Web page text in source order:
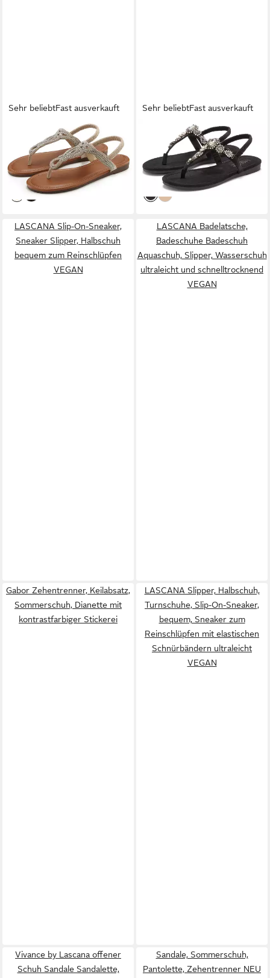
Sehr beliebtFast ausverkauft
LASCANASommerschuh,
offener Schuh, Zehentrenner
Sandale, Pantolette mit
Schmucksteinen in Glitzer-
Optik VEGAN
ab 44,99 € 59,99 €
-25%
Sehr beliebtFast ausverkauft
LASCANASommerschuh,
offener Schuh, Zehentrenner
Sandale, Pantolette mit
Schmucksteinen VEGAN
ab 39,99 € 49,99 €
-20%
LASCANA Slip-On-Sneaker,
Sneaker Slipper, Halbschuh
bequem zum Reinschlüpfen
VEGAN
LASCANA Badelatsche,
Badeschuhe Badeschuh
Aquaschuh, Slipper, Wasserschuh
ultraleicht und schnelltrocknend
VEGAN
Gabor Zehentrenner, Keilabsatz,
Sommerschuh, Dianette mit
kontrastfarbiger Stickerei
LASCANA Slipper, Halbschuh,
Turnschuhe, Slip-On-Sneaker,
bequem, Sneaker zum
Reinschlüpfen mit elastischen
Schnürbändern ultraleicht
VEGAN
Vivance by Lascana offener
Schuh Sandale Sandalette,
Sandale, Sommerschuh,
Pantolette, Zehentrenner NEU